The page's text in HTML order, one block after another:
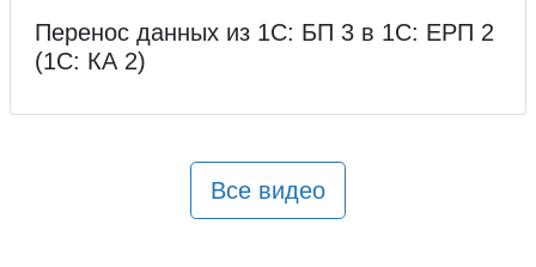
Перенос данных из 1С: БП 3 в 1С: ЕРП 2
(1С: КА 2)
Все видео